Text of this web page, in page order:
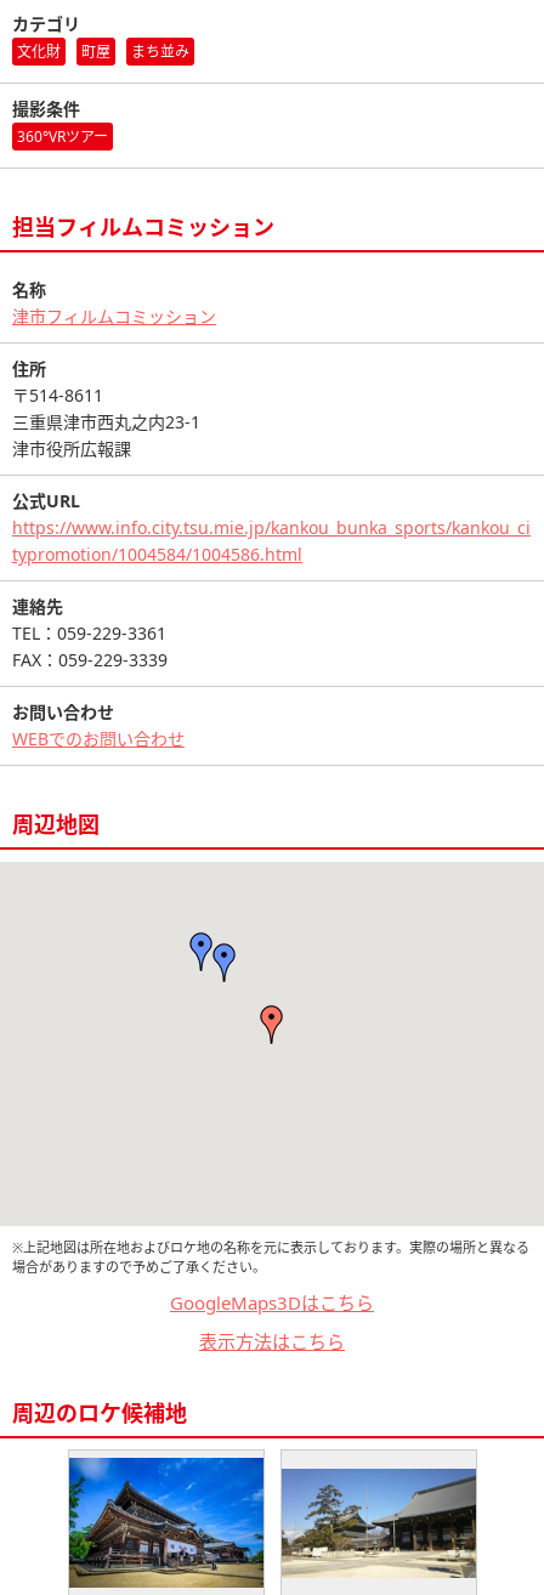
カテゴリ
文化財 町屋 まち並み
撮影条件
360°VRツアー
担当フィルムコミッション
名称
津市フィルムコミッション
住所
〒514-8611
三重県津市西丸之内23-1
津市役所広報課
公式URL
https://www.info.city.tsu.mie.jp/kankou_bunka_sports/kankou_ci
typromotion/1004584/1004586.html
連絡先
TEL：059-229-3361
FAX：059-229-3339
お問い合わせ
WEBでのお問い合わせ
周辺地図
※上記地図は所在地およびロケ地の名称を元に表示しております。実際の場所と異なる
場合がありますので予めご了承ください。
GoogleMaps3Dはこちら
表示方法はこちら
周辺のロケ候補地